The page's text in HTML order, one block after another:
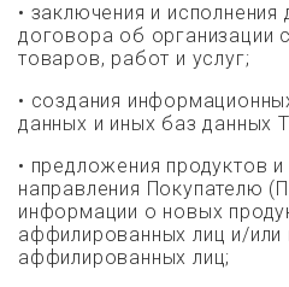
• заключения и
договора об организации
товаров, работ и услуг;
• создания
данных и иных баз данных
• предложения продуктов и
направления Покупателю
информации о новых
аффилированных лиц и/или
аффилированных лиц;